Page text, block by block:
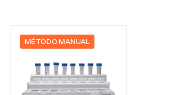
MÉTODO MANUAL